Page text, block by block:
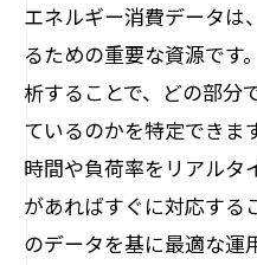
エネルギー消費データは
るための重要な資源です
析することで、どの部分
ているのかを特定できま
時間や負荷率をリアルタ
があればすぐに対応する
のデータを基に最適な運